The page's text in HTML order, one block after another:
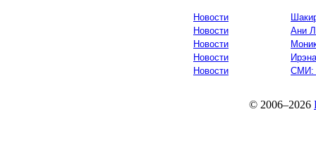
Новости
Новости
Ани
Новости
Новости
Новости
СМИ:
© 2006–2026